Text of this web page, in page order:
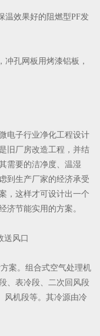
效果好的阻燃型PF发
孔网板用烤漆铝板，
子行业净化工程设计
旧厂房改造工程，并结
需要的洁净度、温湿
到生产厂家的经济承受
，这样才可设计出一个
济节能实用的方案。
风口
案。组合式空气处理机
、表冷段、二次回风段
风机段等。其冷源由冷